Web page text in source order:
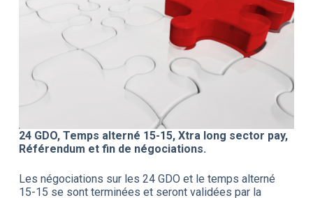
24 GDO, Temps alterné 15-15, Xtra long sector pay,
Référendum et fin de négociations.
Les négociations sur les 24 GDO et le temps alterné
15-15 se sont terminées et seront validées par la